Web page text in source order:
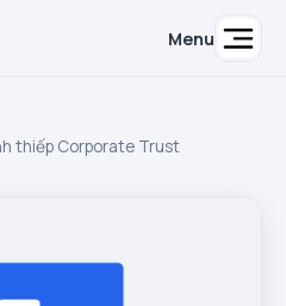
Menu
thiếp Corporate Trust